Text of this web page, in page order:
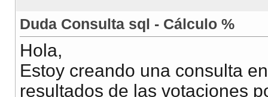
Duda Consulta sql - Cálculo %
Hola,
Estoy creando una consulta
resultados de las votaciones